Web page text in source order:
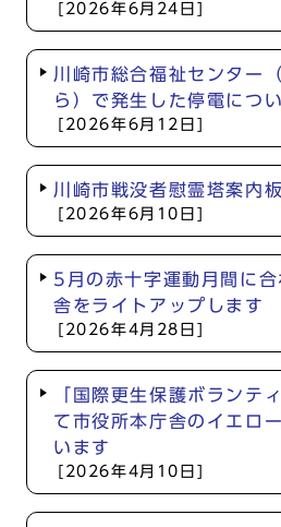
[2026年6月24日]
川崎市総合福祉センター
ら）で発生した停電につ
[2026年6月12日]
川崎市戦没者慰霊塔案内
[2026年6月10日]
5月の赤十字運動月間に
舎をライトアップします
[2026年4月28日]
「国際更生保護ボランテ
て市役所本庁舎のイエロ
います
[2026年4月10日]